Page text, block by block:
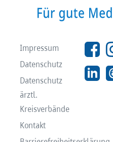
Impressum
Datenschutz
Datenschutz
ärztl.
Kreisverbände
Kontakt